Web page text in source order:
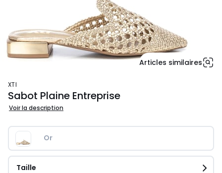
Articles similaires
XTI
Sabot Plaine Entreprise
Voir la description
Or
Taille